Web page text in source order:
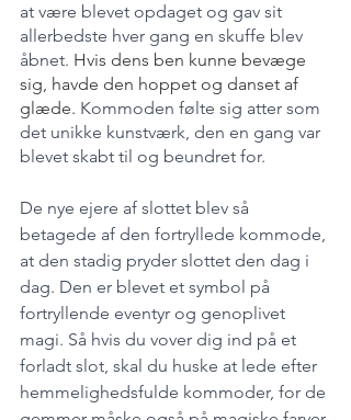
at være blevet opdaget og gav sit
allerbedste hver gang en skuffe blev
åbnet. Hvis dens ben kunne bevæge
sig, havde den hoppet og danset af
glæde. Kommoden følte sig atter som
det unikke kunstværk, den en gang var
blevet skabt til og beundret for.
De nye ejere af slottet blev så
betagede af den fortryllede kommode,
at den stadig pryder slottet den dag i
dag. Den er blevet et symbol på
fortryllende eventyr og genoplivet
magi. Så hvis du vover dig ind på et
forladt slot, skal du huske at lede efter
hemmelighedsfulde kommoder, for de